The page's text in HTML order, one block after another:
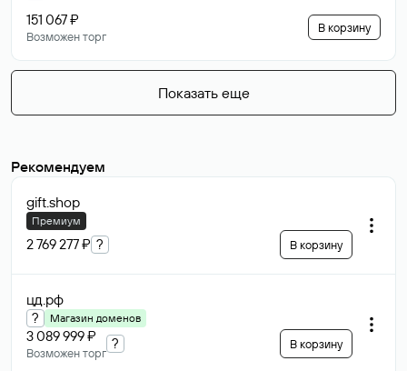
151 067 ₽
Возможен торг
В корзину
Показать еще
Рекомендуем
gift.shop
Премиум
2 769 277 ₽ ? В корзину
цд.рф
? Магазин доменов
3 089 999 ₽
Возможен торг
? В корзину